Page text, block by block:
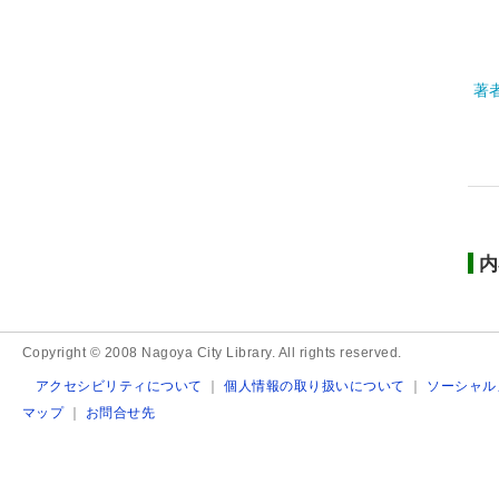
著
Copyright © 2008 Nagoya City Library. All rights reserved.
アクセシビリティについて ｜個人情報の取り扱いについて ｜ ソーシャ
マップ｜ お問合せ先